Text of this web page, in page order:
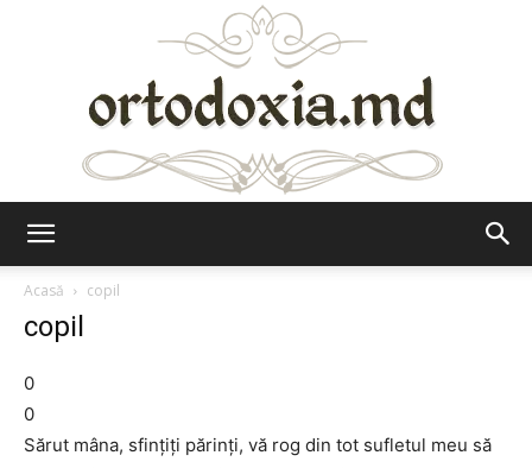
Acasă
copil
copil
0
0
Sărut mâna, sfinţiţi părinţi, vă rog din tot sufletul meu să